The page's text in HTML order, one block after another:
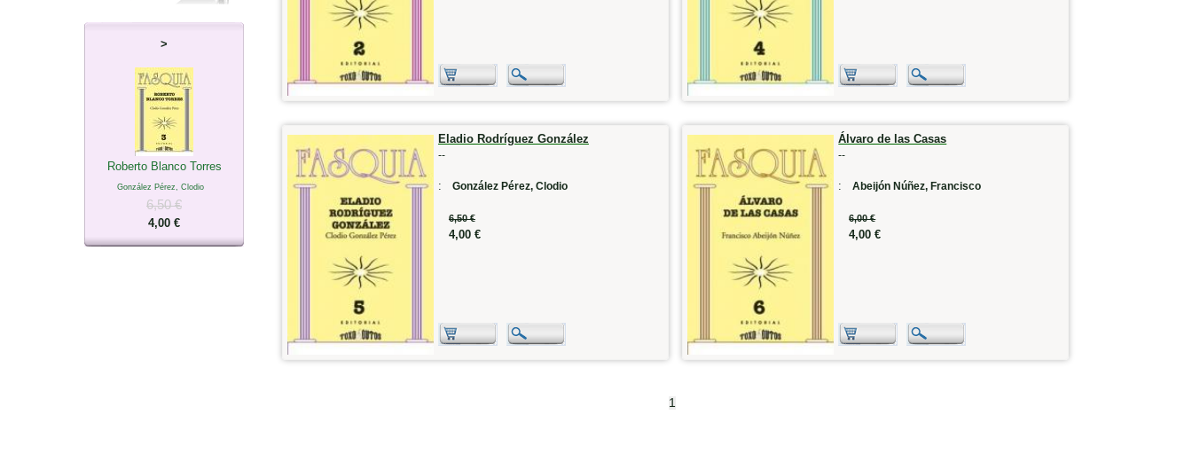
>
Roberto Blanco Torres
González Pérez, Clodio
6,50 €
4,00 €
Eladio Rodríguez González
--
: González Pérez, Clodio
6,50 €
4,00 €
Álvaro de las Casas
--
:Abeijón Núñez, Francisco
6,00 €
4,00 €
1